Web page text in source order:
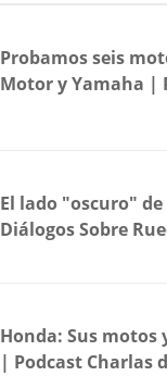
Probamos seis
Motor y Yamaha |
El lado "oscuro"
Diálogos Sobre
Honda: Sus motos
| Podcast Charlas